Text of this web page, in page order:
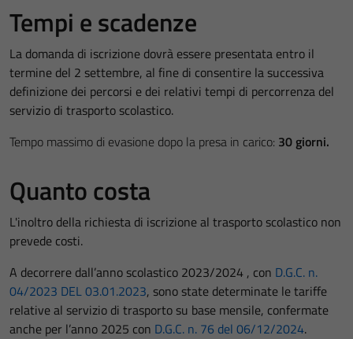
Tempi e scadenze
La domanda di iscrizione dovrà essere presentata entro il
termine del 2 settembre, al fine di consentire la successiva
definizione dei percorsi e dei relativi tempi di percorrenza del
servizio di trasporto scolastico.
Tempo massimo di evasione dopo la presa in carico: 30 giorni.
Quanto costa
L'inoltro della richiesta di iscrizione al trasporto scolastico non
prevede costi.
A decorrere dall’anno scolastico 2023/2024 , con D.G.C. n.
04/2023 DEL 03.01.2023, sono state determinate le tariffe
relative al servizio di trasporto su base mensile, confermate
anche per l’anno 2025 con D.G.C. n. 76 del 06/12/2024.